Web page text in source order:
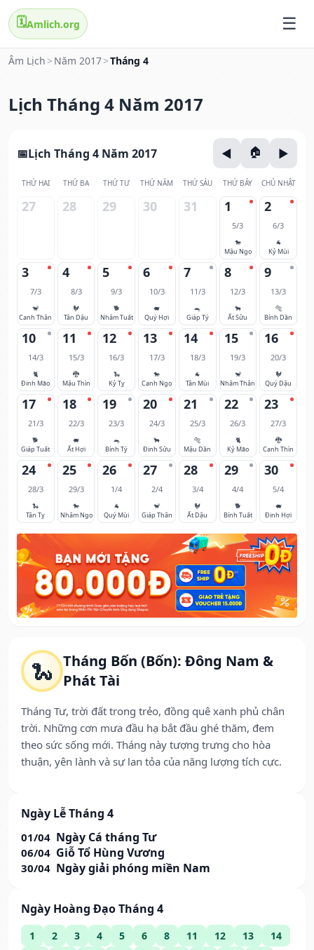
🗓️Amlich.org
Âm Lịch > Năm 2017>Tháng 4
Lịch Tháng 4 Năm 2017
🐍 Tháng Bốn (Bốn): Đông Nam &
Phát Tài
Tháng Tư, trời đất trong trẻo, đồng quê xanh phủ chân
trời. Những cơn mưa đầu hạ bắt đầu ghé thăm, đem
theo sức sống mới. Tháng này tượng trưng cho hòa
thuận, yên lành và sự lan tỏa của năng lượng tích cực.
Ngày Lễ Tháng 4
01/04 Ngày Cá tháng Tư
06/04 Giỗ Tổ Hùng Vương
30/04 Ngày giải phóng miền Nam
Ngày Hoàng Đạo Tháng 4
1 2 3 4 5 6 8 11 12 13
14
Lịch Tháng 4 Năm 2017
THỨ HAI THỨ BA THỨ TƯ THỨ NĂM THỨ SÁU THỨ BẢY CHỦ NHẬT
27 28 29 30 31 1
5/3
🐎
Mậu Ngọ
2
6/3
🐐
Kỷ Mùi
3
7/3
🐒
Canh Thân
4
8/3
🐓
Tân Dậu
5
9/3
🐕
Nhâm Tuất
6
10/3
🐖
Quý Hợi
7
11/3
🐀
Giáp Tý
8
12/3
🐂
Ất Sửu
9
13/3
🐅
Bính Dần
10
14/3
🐈
Đinh Mão
11
15/3
🐉
Mậu Thìn
12
16/3
🐍
Kỷ Tỵ
13
17/3
🐎
Canh Ngọ
14
18/3
🐐
Tân Mùi
15
19/3
🐒
Nhâm Thân
16
20/3
🐓
Quý Dậu
17
21/3
🐕
Giáp Tuất
18
22/3
🐖
Ất Hợi
19
23/3
🐀
Bính Tý
20
24/3
🐂
Đinh Sửu
21
25/3
🐅
Mậu Dần
22
26/3
🐈
Kỷ Mão
23
27/3
🐉
Canh Thìn
24
28/3
🐍
Tân Tỵ
25
29/3
🐎
Nhâm Ngọ
26
1/4
🐐
Quý Mùi
27
2/4
🐒
Giáp Thân
28
3/4
🐓
Ất Dậu
29
4/4
🐕
Bính Tuất
30
5/4
🐖
Đinh Hợi